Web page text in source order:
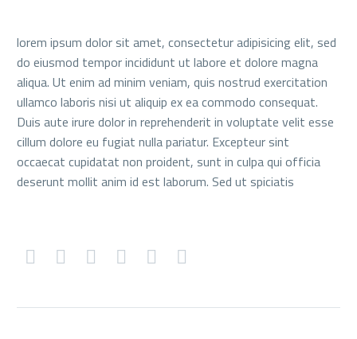
lorem ipsum dolor sit amet, consectetur adipisicing elit, sed
do eiusmod tempor incididunt ut labore et dolore magna
aliqua. Ut enim ad minim veniam, quis nostrud exercitation
ullamco laboris nisi ut aliquip ex ea commodo consequat.
Duis aute irure dolor in reprehenderit in voluptate velit esse
cillum dolore eu fugiat nulla pariatur. Excepteur sint
occaecat cupidatat non proident, sunt in culpa qui officia
deserunt mollit anim id est laborum. Sed ut spiciatis